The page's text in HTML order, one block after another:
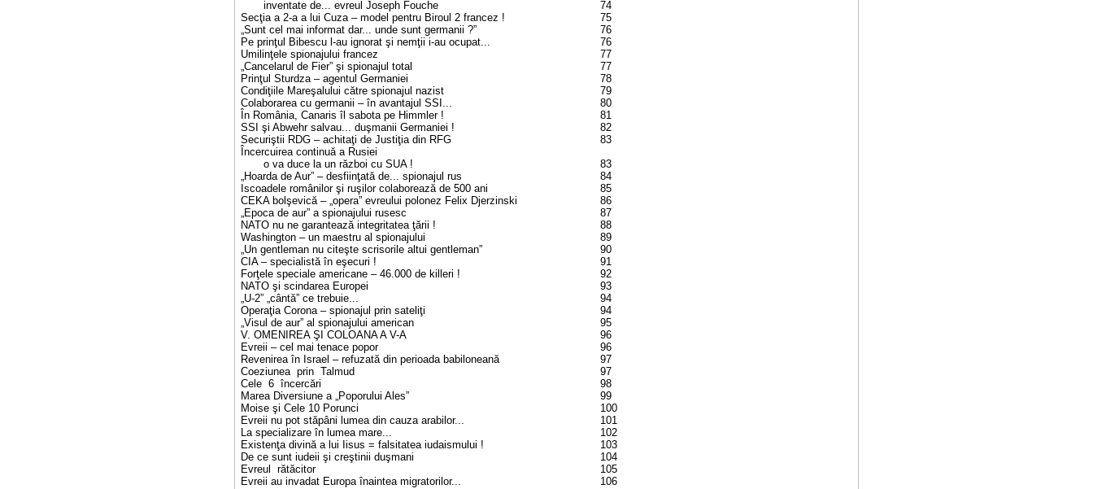
inventate de... evreul Joseph Fouche
74
Secţia a 2-a a lui Cuza – model pentru Biroul 2 francez !
75
„Sunt cel mai informat dar... unde sunt germanii ?”
76
Pe prinţul Bibescu l-au ignorat şi nemţii i-au ocupat...
76
Umilinţele spionajului francez
77
„Cancelarul de Fier” şi spionajul total
77
Prinţul Sturdza – agentul Germaniei
78
Condiţiile Mareşalului către spionajul nazist
79
Colaborarea cu germanii – în avantajul SSI...
80
În România, Canaris îl sabota pe Himmler !
81
SSI şi Abwehr salvau... duşmanii Germaniei !
82
Securiştii RDG – achitaţi de Justiţia din RFG
83
Încercuirea continuă a Rusiei
o va duce la un război cu SUA !
83
„Hoarda de Aur” – desfiinţată de... spionajul rus
84
Iscoadele românilor şi ruşilor colaborează de 500 ani
85
CEKA bolşevică – „opera” evreului polonez Felix Djerzinski
86
„Epoca de aur” a spionajului rusesc
87
NATO nu ne garantează integritatea ţării !
88
Washington – un maestru al spionajului
89
„Un gentleman nu citeşte scrisorile altui gentleman”
90
CIA – specialistă în eşecuri !
91
Forţele speciale americane – 46.000 de killeri !
92
NATO şi scindarea Europei
93
„U-2” „cântă” ce trebuie...
94
Operaţia Corona – spionajul prin sateliţi
94
„Visul de aur” al spionajului american
95
V. OMENIREA ŞI COLOANA A V-A
96
Evreii – cel mai tenace popor
96
Revenirea în Israel – refuzată din perioada babiloneană
97
Coeziunea prin Talmud
97
Cele 6 încercări
98
Marea Diversiune a „Poporului Ales”
99
Moise şi Cele 10 Porunci
100
Evreii nu pot stăpâni lumea din cauza arabilor...
101
La specializare în lumea mare...
102
Existenţa divină a lui Iisus = falsitatea iudaismului !
103
De ce sunt iudeii şi creştinii duşmani
104
Evreul rătăcitor
105
Evreii au invadat Europa înaintea migratorilor...
106